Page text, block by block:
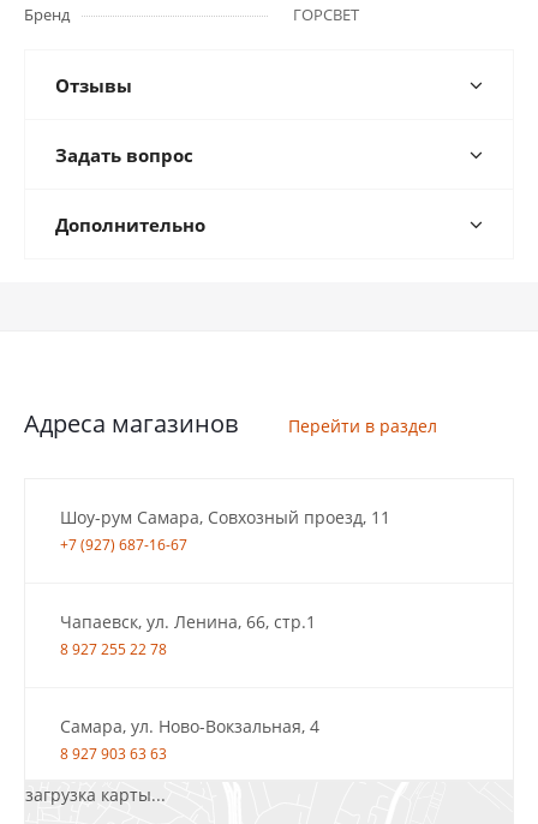
Бренд
ГОРСВЕТ
Отзывы
Задать вопрос
Дополнительно
Адреса магазинов Перейти в раздел
Шоу-рум Самара, Совхозный проезд, 11
+7 (927) 687-16-67
Чапаевск, ул. Ленина, 66, стр.1
8 927 255 22 78
Самара, ул. Ново-Вокзальная, 4
8 927 903 63 63
загрузка карты...